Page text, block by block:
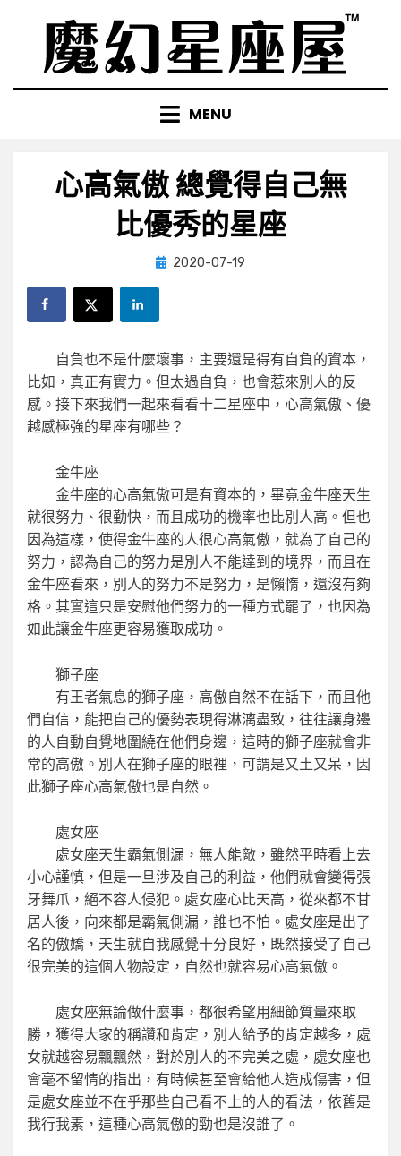
content
MENU
心高氣傲 總覺得自己無
比優秀的星座
by小編
Posted
2020-07-19
自負也不是什麼壞事，主要還是得有自負的資本，
比如，真正有實力。但太過自負，也會惹來別人的反
感。接下來我們一起來看看十二星座中，心高氣傲、優
越感極強的星座有哪些？
金牛座
金牛座的心高氣傲可是有資本的，畢竟金牛座天生
就很努力、很勤快，而且成功的機率也比別人高。但也
因為這樣，使得金牛座的人很心高氣傲，就為了自己的
努力，認為自己的努力是別人不能達到的境界，而且在
金牛座看來，別人的努力不是努力，是懶惰，還沒有夠
格。其實這只是安慰他們努力的一種方式罷了，也因為
如此讓金牛座更容易獲取成功。
獅子座
有王者氣息的獅子座，高傲自然不在話下，而且他
們自信，能把自己的優勢表現得淋漓盡致，往往讓身邊
的人自動自覺地圍繞在他們身邊，這時的獅子座就會非
常的高傲。別人在獅子座的眼裡，可謂是又土又呆，因
此獅子座心高氣傲也是自然。
處女座
處女座天生霸氣側漏，無人能敵，雖然平時看上去
小心謹慎，但是一旦涉及自己的利益，他們就會變得張
牙舞爪，絕不容人侵犯。處女座心比天高，從來都不甘
居人後，向來都是霸氣側漏，誰也不怕。處女座是出了
名的傲嬌，天生就自我感覺十分良好，既然接受了自己
很完美的這個人物設定，自然也就容易心高氣傲。
處女座無論做什麼事，都很希望用細節質量來取
勝，獲得大家的稱讚和肯定，別人給予的肯定越多，處
女就越容易飄飄然，對於別人的不完美之處，處女座也
會毫不留情的指出，有時候甚至會給他人造成傷害，但
是處女座並不在乎那些自己看不上的人的看法，依舊是
我行我素，這種心高氣傲的勁也是沒誰了。